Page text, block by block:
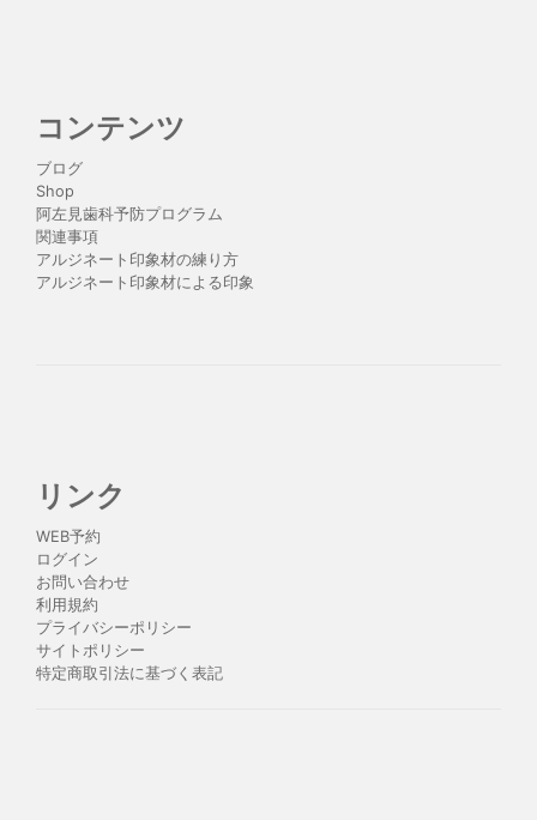
コンテンツ
ブログ
Shop
阿左見歯科予防プログラム
関連事項
アルジネート印象材の練り方
アルジネート印象材による印象
リンク
WEB予約
ログイン
お問い合わせ
利用規約
プライバシーポリシー
サイトポリシー
特定商取引法に基づく表記